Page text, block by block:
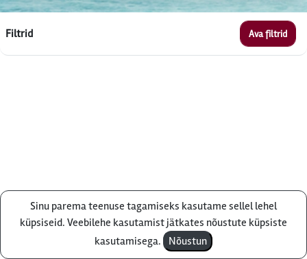
Filtrid Ava filtrid
Küsi pakkumist
Sinu parema teenuse tagamiseks kasutame sellel lehel
küpsiseid. Veebilehe kasutamist jätkates nõustute küpsiste
kasutamisega.
Nõustun